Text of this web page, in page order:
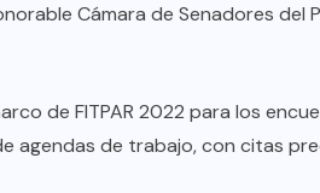
Cámara de Senadores del
de FITPAR 2022 para los
agendas de trabajo, con citas